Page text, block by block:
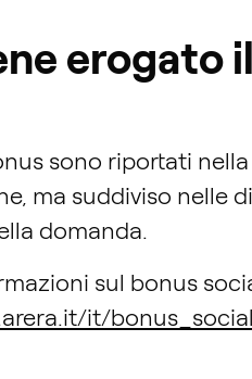
erogato
sono riportati
ma suddiviso nelle
domanda.
sul bonus
it/